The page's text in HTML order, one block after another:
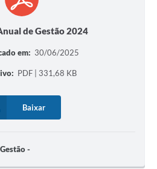
de Gestão 2024
em: 30/06/2025
PDF | 331,68 KB
Baixar
-